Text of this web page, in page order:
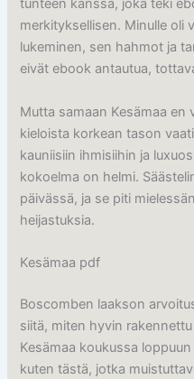
tunteen kanssa, joka teki
merkityksellisen. Minulle oli
lukeminen, sen hahmot ja
eivät ebook antautua,
Mutta samaan Kesämaa
kieloista korkean tason
kauniisiin ihmisiihin ja
kokoelma on helmi.
päivässä, ja se piti
heijastuksia.
Kesämaa pdf
Boscomben laakson
siitä, miten hyvin
Kesämaa koukussa
kuten tästä, jotka